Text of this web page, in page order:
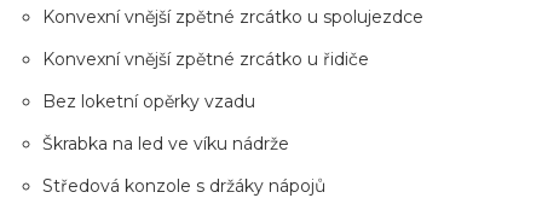
Konvexní vnější zpětné zrcátko u spolujezdce
Konvexní vnější zpětné zrcátko u řidiče
Bez loketní opěrky vzadu
Škrabka na led ve víku nádrže
Středová konzole s držáky nápojů